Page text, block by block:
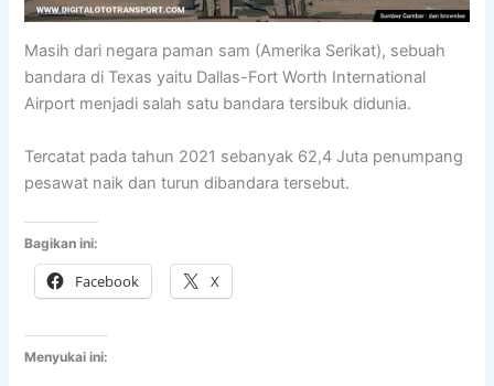
Masih dari negara paman sam (Amerika Serikat), sebuah
bandara di Texas yaitu Dallas-Fort Worth International
Airport menjadi salah satu bandara tersibuk didunia.
Tercatat pada tahun 2021 sebanyak 62,4 Juta penumpang
pesawat naik dan turun dibandara tersebut.
Bagikan ini:
Facebook X
Menyukai ini: